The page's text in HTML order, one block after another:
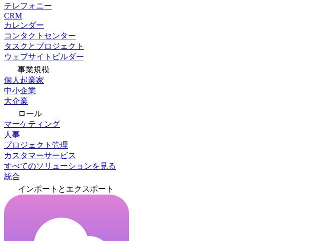
テレフォニー
CRM
カレンダー
コンタクトセンター
タスクとプロジェクト
ウェブサイトビルダー
事業規模
個人起業家
中小企業
大企業
ロール
マーケティング
人事
プロジェクト管理
カスタマーサービス
すべてのソリューションを見る
統合
インポートとエクスポート